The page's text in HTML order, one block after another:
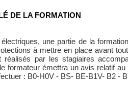
DE LA FORMATION
une partie de la
à mettre en place avant
réalisés par les stagiaires
formateur émettra un avis relatif
: B0-H0V - BS- BE-B1V- B2 -